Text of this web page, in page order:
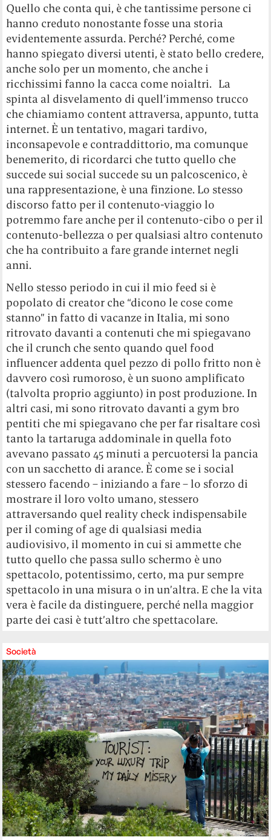
Quello che conta qui, è che tantissime persone ci
hanno creduto nonostante fosse una storia
evidentemente assurda. Perché? Perché, come
hanno spiegato diversi utenti, è stato bello credere,
anche solo per un momento, che anche i
ricchissimi fanno la cacca come noialtri. La
spinta al disvelamento di quell’immenso trucco
che chiamiamo content attraversa, appunto, tutta
internet. È un tentativo, magari tardivo,
inconsapevole e contraddittorio, ma comunque
benemerito, di ricordarci che tutto quello che
succede sui social succede su un palcoscenico, è
una rappresentazione, è una finzione. Lo stesso
discorso fatto per il contenuto-viaggio lo
potremmo fare anche per il contenuto-cibo o per il
contenuto-bellezza o per qualsiasi altro contenuto
che ha contribuito a fare grande internet negli
anni.
Nello stesso periodo in cui il mio feed si è
popolato di creator che “dicono le cose come
stanno” in fatto di vacanze in Italia, mi sono
ritrovato davanti a contenuti che mi spiegavano
che il crunch che sento quando quel food
influencer addenta quel pezzo di pollo fritto non è
davvero così rumoroso, è un suono amplificato
(talvolta proprio aggiunto) in post produzione. In
altri casi, mi sono ritrovato davanti a gym bro
pentiti che mi spiegavano che per far risaltare così
tanto la tartaruga addominale in quella foto
avevano passato 45 minuti a percuotersi la pancia
con un sacchetto di arance. È come se i social
stessero facendo – iniziando a fare – lo sforzo di
mostrare il loro volto umano, stessero
attraversando quel reality check indispensabile
per il coming of age di qualsiasi media
audiovisivo, il momento in cui si ammette che
tutto quello che passa sullo schermo è uno
spettacolo, potentissimo, certo, ma pur sempre
spettacolo in una misura o in un’altra. E che la vita
vera è facile da distinguere, perché nella maggior
parte dei casi è tutt’altro che spettacolare.
Società